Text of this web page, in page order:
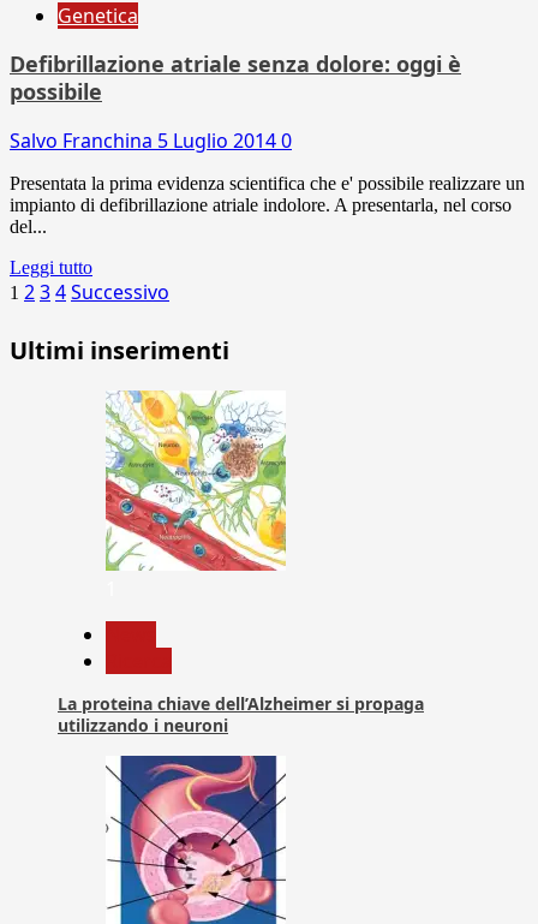
Genetica
Defibrillazione atriale senza dolore: oggi è
possibile
Salvo Franchina 5 Luglio 20140
Presentata la prima evidenza scientifica che e' possibile realizzare un
impianto di defibrillazione atriale indolore. A presentarla, nel corso
del...
Leggi tutto
Paginazione
degli
articoli
1 234Successivo
Ultimi inserimenti
La proteina chiave dell’Alzheimer si propaga
utilizzando i neuroni